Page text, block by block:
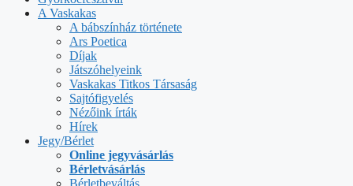
A Vaskakas
A bábszínház története
Ars Poetica
Díjak
Játszóhelyeink
Vaskakas Titkos Társaság
Sajtófigyelés
Nézőink írták
Hírek
Jegy/Bérlet
Online jegyvásárlás
Bérletvásárlás
Bérletbeváltás